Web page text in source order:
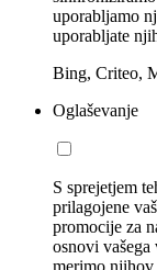
uporabljamo
uporabljate
Bing, Criteo,
Oglaševanje
S sprejetjem
prilagojene
promocije za
osnovi
merimo njihov